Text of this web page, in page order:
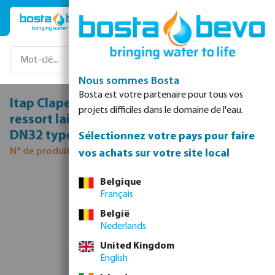
Passer au contenu principal
Itap Clapet anti-retour équilibré par
ressort laiton 1 1/4" filetage femelle 18bar
DN32 type Europa 100
N° de produit 0405109
Ignorer la galerie d'images
Nous sommes Bosta
Bosta est votre partenaire pour tous vos
projets difficiles dans le domaine de l'eau.
Sélectionnez votre pays pour faire
vos achats sur votre site local
Belgique
Français
België
Nederlands
United Kingdom
English